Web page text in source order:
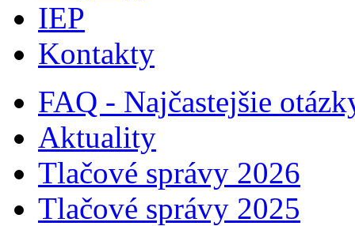
IEP
Kontakty
FAQ - Najčastejšie
Aktuality
Tlačové správy 2026
Tlačové správy 2025